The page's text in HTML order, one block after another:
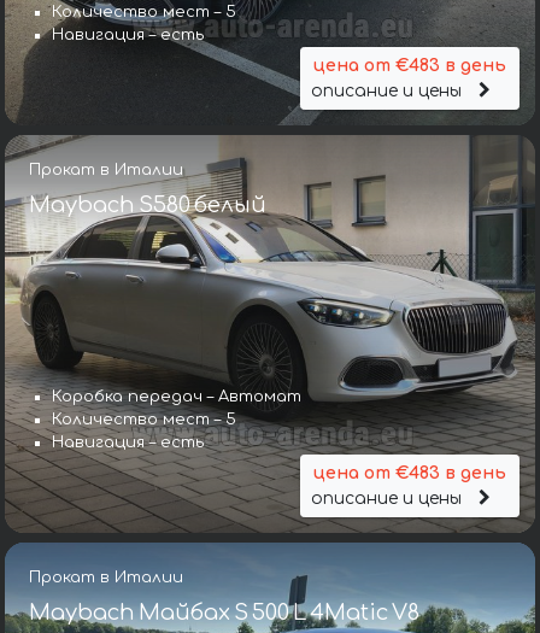
Количество мест – 5
Навигация – есть
цена от €483 в день
описание и цены
Прокат в Италии
Maybach S580 белый
Коробка передач – Автомат
Количество мест – 5
Навигация – есть
цена от €483 в день
описание и цены
Прокат в Италии
Maybach Майбах S 500 L 4Matic V8